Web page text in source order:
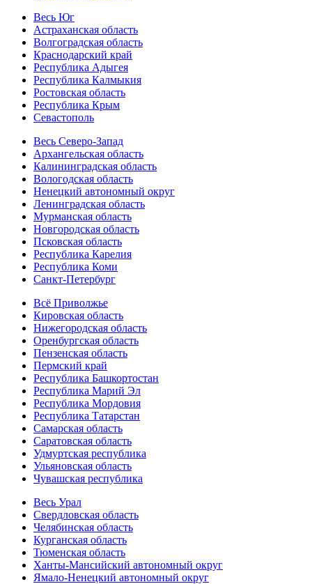
Весь Юг
Астраханская область
Волгоградская область
Краснодарский край
Республика Адыгея
Республика Калмыкия
Ростовская область
Республика Крым
Севастополь
Весь Северо-Запад
Архангельская область
Калининградская область
Вологодская область
Ненецкий автономный округ
Ленинградская область
Мурманская область
Новгородская область
Псковская область
Республика Карелия
Республика Коми
Санкт-Петербург
Всё Приволжье
Кировская область
Нижегородская область
Оренбургская область
Пензенская область
Пермский край
Республика Башкортостан
Республика Марий Эл
Республика Мордовия
Республика Татарстан
Самарская область
Саратовская область
Удмуртская республика
Ульяновская область
Чувашская республика
Весь Урал
Свердловская область
Челябинская область
Курганская область
Тюменская область
Ханты-Мансийский автономный округ
Ямало-Ненецкий автономный округ